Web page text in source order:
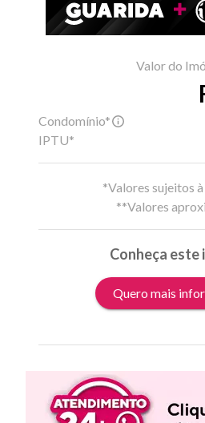
Valor do
Condomínio*
IPTU*
*Valores sujeitos
**Valores
Conheça este
Quero mais